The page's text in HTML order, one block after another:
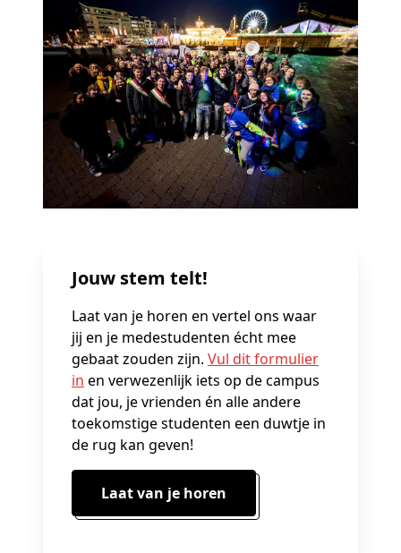
Jouw stem telt!
Laat van je horen en vertel ons waar
jij en je medestudenten écht mee
gebaat zouden zijn. Vul dit formulier
in en verwezenlijk iets op de campus
dat jou, je vrienden én alle andere
toekomstige studenten een duwtje in
de rug kan geven!
Laat van je horen